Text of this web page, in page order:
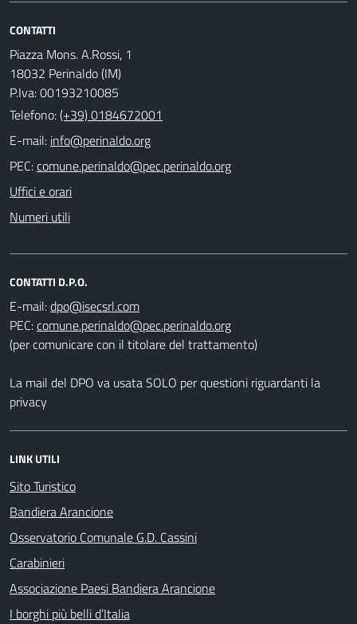
CONTATTI
Piazza Mons. A.Rossi, 1
18032 Perinaldo (IM)
P.Iva: 00193210085
Telefono:(+39) 0184672001
E-mail:
PEC:
Uffici e orari
Numeri utili
CONTATTI D.P.O.
E-mail:
PEC:
(per comunicare con il titolare del trattamento)
La mail del DPO va usata SOLO per questioni riguardanti la
privacy
LINK UTILI
Sito Turistico
Bandiera Arancione
Osservatorio Comunale G.D. Cassini
Carabinieri
Associazione Paesi Bandiera Arancione
I borghi più belli d’Italia